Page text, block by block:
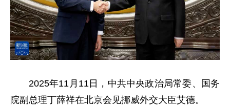
2025年11月11日，中共中央政治局常委、国务
院副总理丁薛祥在北京会见挪威外交大臣艾德。